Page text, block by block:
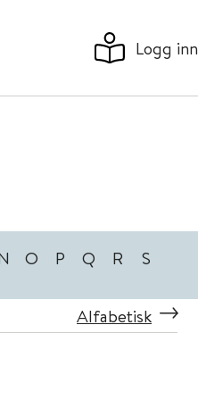
Logg inn
O P Q R S
Alfabetisk